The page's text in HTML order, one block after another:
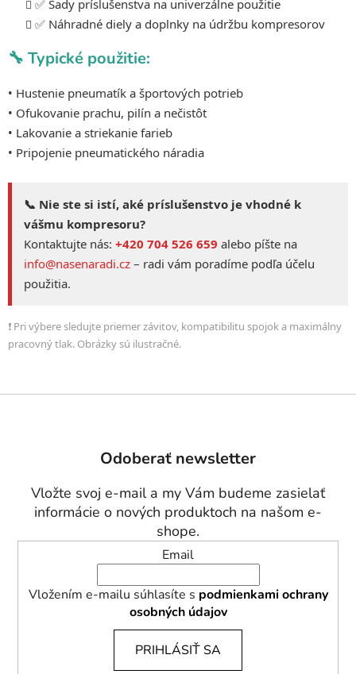
✅ Sady príslušenstva na univerzálne použitie
✅ Náhradné diely a doplnky na údržbu kompresorov
🔧 Typické použitie:
• Hustenie pneumatík a športových potrieb
• Ofukovanie prachu, pilín a nečistôt
• Lakovanie a striekanie farieb
• Pripojenie pneumatického náradia
📞 Nie ste si istí, aké príslušenstvo je vhodné k
vášmu kompresoru?
Kontaktujte nás: +420 704 526 659 alebo píšte na
info@nasenaradi.cz – radi vám poradíme podľa účelu
použitia.
❗ Pri výbere sledujte priemer závitov, kompatibilitu spojok a maximálny
pracovný tlak. Obrázky sú ilustračné.
Odoberať newsletter
Vložte svoj e-mail a my Vám budeme zasielať
informácie o nových produktoch na našom e-
shope.
Email
Vložením e-mailu súhlasíte s podmienkami ochrany
osobných údajov
PRIHLÁSIŤ SA